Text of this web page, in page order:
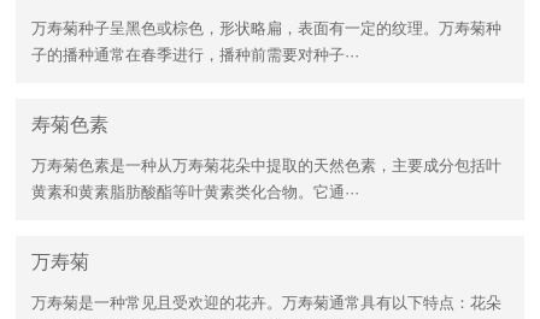
万寿菊种子呈黑色或棕色，形状略扁，表面有一定的纹理。万寿菊种
子的播种通常在春季进行，播种前需要对种子···
寿菊色素
万寿菊色素是一种从万寿菊花朵中提取的天然色素，主要成分包括叶
黄素和黄素脂肪酸酯等叶黄素类化合物。它通···
万寿菊
万寿菊是一种常见且受欢迎的花卉。万寿菊通常具有以下特点：花朵